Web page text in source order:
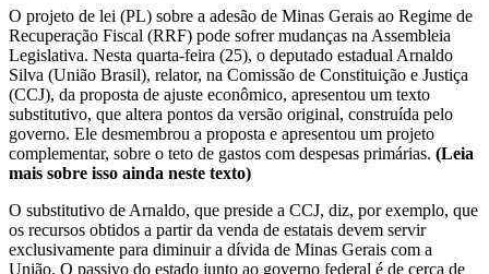
O projeto de lei (PL) sobre a adesão de Minas Gerais ao Regime de
Recuperação Fiscal (RRF) pode sofrer mudanças na Assembleia
Legislativa. Nesta quarta-feira (25), o deputado estadual Arnaldo
Silva (União Brasil), relator, na Comissão de Constituição e Justiça
(CCJ), da proposta de ajuste econômico, apresentou um texto
substitutivo, que altera pontos da versão original, construída pelo
governo. Ele desmembrou a proposta e apresentou um projeto
complementar, sobre o teto de gastos com despesas primárias. (Leia
mais sobre isso ainda neste texto)
O substitutivo de Arnaldo, que preside a CCJ, diz, por exemplo, que
os recursos obtidos a partir da venda de estatais devem servir
exclusivamente para diminuir a dívida de Minas Gerais com a
União. O passivo do estado junto ao governo federal é de cerca de